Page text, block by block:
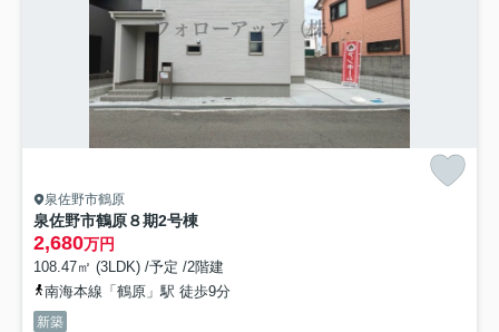
泉佐野市鶴原
泉佐野市鶴原８期2号棟
2,680万円
108.47㎡ (3LDK) /予定 /2階建
南海本線「鶴原」駅 徒歩9分
新築